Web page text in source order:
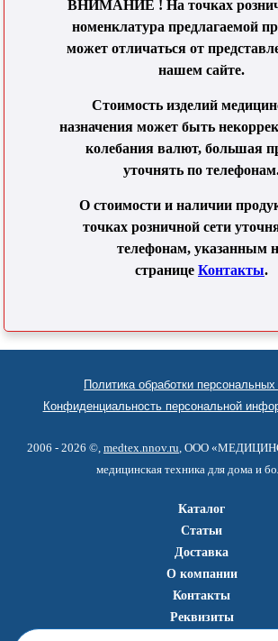
ВНИМАНИЕ ! На точках
номенклатура предлагаемой
может отличаться от
нашем сайте.
Стоимость изделий
назначения может быть
колебания валют, большая
уточнять по
О стоимости и наличии
точках розничной сети
телефонам, указанным
странице Контакты.
Политика обработки
Конфиденциальность персональной
2006 - 2026 ©, medtex.nnov.ru, ООО
медицинская техника для дома и
Каталог
Статьи
Доставка
О компании
Контакты
Реквизиты